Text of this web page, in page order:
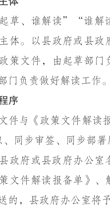
草、谁解读”“谁解
体。以县政府或县
策文件，由起草部
门负责做好解读工作
序
件与《政策文件解读
、同步审签、同步部
政府或县政府办公
文件解读报备单》
的，县政府办公室将